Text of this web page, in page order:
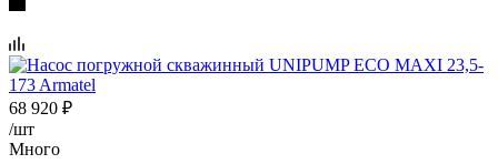
68 920 ₽
/шт
Много